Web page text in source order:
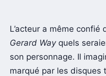
L’acteur a même confié
Gerard Wayquels
son personnage. Il
marqué par les disques